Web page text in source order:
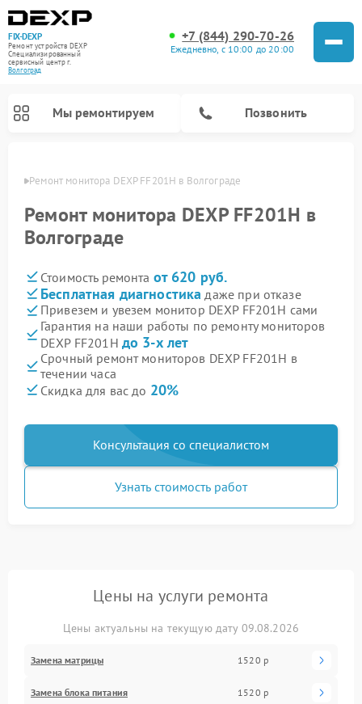
FIX-DEXP
Ремонт устройств DEXP
Специализированный
cервисный центр г.
Волгоград
+7 (844) 290-70-26
Ежедневно, с 10:00 до 20:00
Мы ремонтируем Позвонить
Ремонт монитора DEXP FF201H в Волгограде
Ремонт монитора DEXP FF201H в
Волгограде
Стоимость ремонта от 620 руб.
Бесплатная диагностика даже при отказе
Привезем и увезем монитор DEXP FF201H сами
Гарантия на наши работы по ремонту мониторов
DEXP FF201H до 3-х лет
Срочный ремонт мониторов DEXP FF201H в
течении часа
Скидка для вас до 20%
Консультация со специалистом
Узнать стоимость работ
Цены на услуги ремонта
Цены актуальны на текущую дату 09.08.2026
Замена матрицы 1520 р
Замена блока питания 1520 р